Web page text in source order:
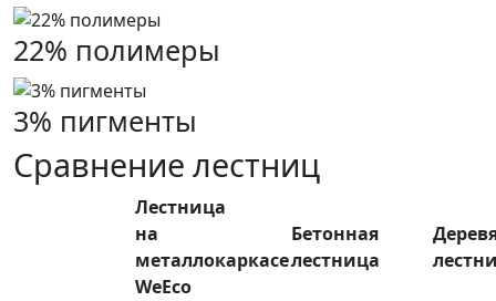
22% полимеры
3% пигменты
Сравнение лестниц
Лестница
на
металлокаркасе
WeEco
Бетонная
лестница